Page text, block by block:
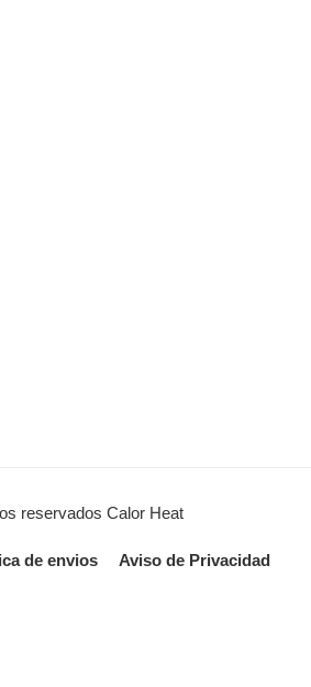
reservados Calor Heat
de envios Aviso de Privacidad